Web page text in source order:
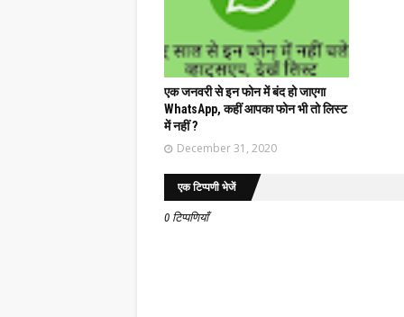
एक जनवरी से इन फोन में बंद हो जाएगा
WhatsApp, कहीं आपका फोन भी तो लिस्ट
में नहीं ?
December 31, 2020
एक टिप्पणी भेजें
0 टिप्पणियाँ